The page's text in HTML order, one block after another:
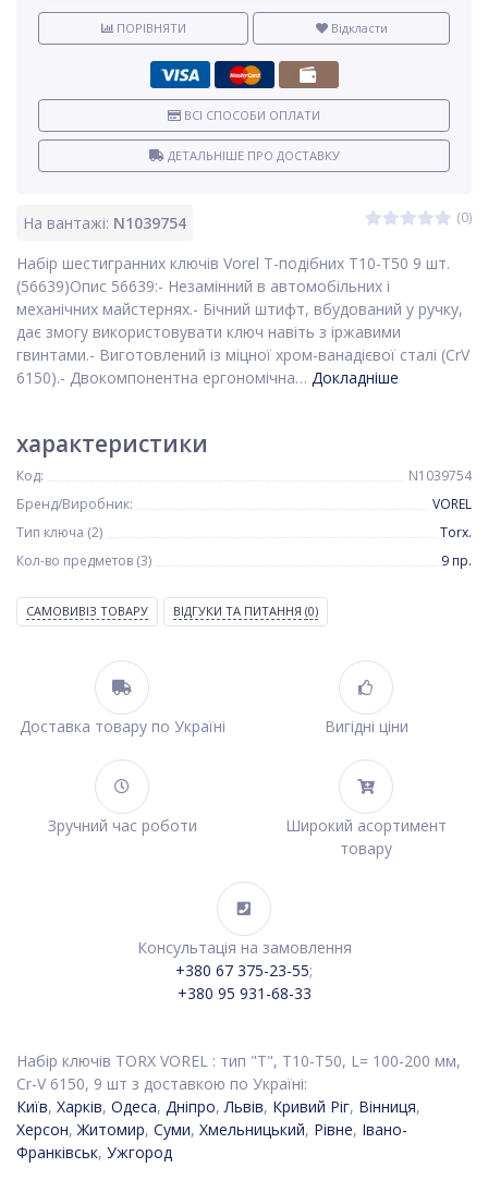
На вантажі: N1039754 (0)
Набір шестигранних ключів Vorel Т-подібних Т10-T50 9 шт.
(56639)Опис 56639:- Незамінний в автомобільних і
механічних майстернях.- Бічний штифт, вбудований у ручку,
дає змогу використовувати ключ навіть з іржавими
гвинтами.- Виготовлений із міцної хром-ванадієвої сталі (CrV
6150).- Двокомпонентна ергономічна… Докладніше
ПОРІВНЯТИ Відкласти
ВСІ СПОСОБИ ОПЛАТИ
ДЕТАЛЬНІШЕ ПРО ДОСТАВКУ
характеристики
Код:
N1039754
Бренд/Виробник:
VOREL
Тип ключа (2)
Torx.
Кол-во предметов (3)
9 пр.
САМОВИВІЗ ТОВАРУ ВІДГУКИ ТА ПИТАННЯ (0)
Доставка товару по Україні Вигідні ціни
Зручний час роботи
Широкий асортимент
товару
Консультація на замовлення
+380 67 375-23-55;
+380 95 931-68-33
Набір ключів TORX VOREL : тип "Т", Т10-T50, L= 100-200 мм,
Cr-V 6150, 9 шт з доставкою по Україні:
Київ, Харків, Одеса, Дніпро,Львів, Кривий Ріг, Вінниця,
Херсон,Житомир, Суми, Хмельницький, Рівне, Івано-
Франківськ, Ужгород